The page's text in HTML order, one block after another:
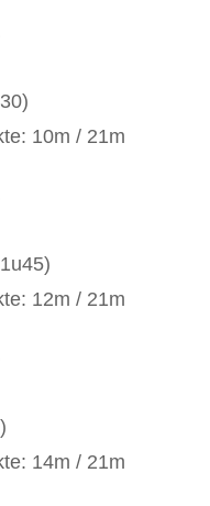
10m / 21m
12m / 21m
14m / 21m